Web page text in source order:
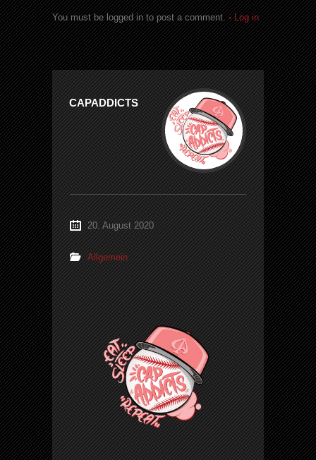
You must be logged in to post a comment. -Log in
CAPADDICTS
20. August 2020
Allgemein